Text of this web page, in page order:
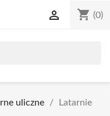
shopping_cart (0)

uliczne
Latarnie